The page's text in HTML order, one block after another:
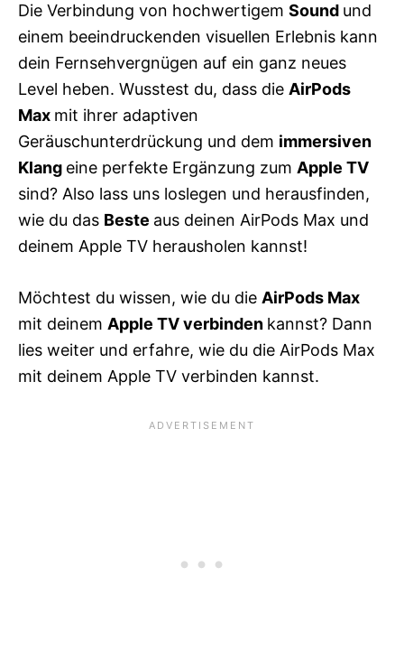
Die Verbindung von hochwertigem Sound und
einem beeindruckenden visuellen Erlebnis kann
dein Fernsehvergnügen auf ein ganz neues
Level heben. Wusstest du, dass die AirPods
Max mit ihrer adaptiven
Geräuschunterdrückung und dem immersiven
Klang eine perfekte Ergänzung zum Apple TV
sind? Also lass uns loslegen und herausfinden,
wie du das Beste aus deinen AirPods Max und
deinem Apple TV herausholen kannst!
Möchtest du wissen, wie du die AirPods Max
mit deinem Apple TVverbinden kannst? Dann
lies weiter und erfahre, wie du die AirPods Max
mit deinem Apple TV verbinden kannst.